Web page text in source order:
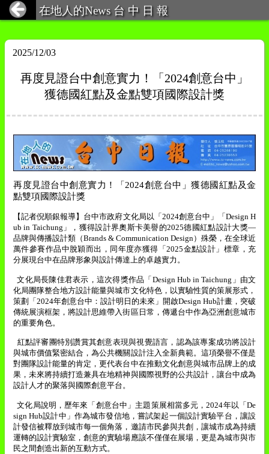
在地人的News 台 中 日 報
2025/12/03
再度見證台中創意實力！「2024創意台中」
獲德國紅點及金點雙項國際設計獎
再度見證台中創意實力！「 2024創意台中」獲德國紅點及金
點雙項國際設計獎
【記者倪順銀報導】台中市政府文化局以「 2024創意台中」「 Design H
ub in Taichung 」，獲得設計界奧斯卡美譽的2025德國紅點設計大獎—
品牌與傳播設計類（Brands & Communication Design ）殊榮，在全球近
萬件參賽作品中脫穎而出，同年度亦獲得「2025金點設計」標章，充
分展現台中在品牌形象與設計傳達上的卓越實力。
文化局長陳佳君表示，這次得獎作品「Design Hub in Taichung 」由文
化局團隊整合地方設計能量與城市文化特色，以實驗性質的策展形式，
策劃「2024年創意台中：設計明日的未來」開啟Design Hub計畫，突破
傳統展演框架，將設計思維帶入街區日常，傳遞台中作為亞洲創意城市
的重要角色。
紅點評審團特別讚賞其創意表現與視覺語言，認為該專案成功將設計
與城市價值緊密結合，為公共機關設計注入全新典範。這項榮譽不僅是
對團隊設計能量的肯定，更代表台中在推動文化創意與城市品牌上的成
果，未來將持續打造兼具在地精神與國際視野的公共設計，讓台中成為
設計人才的聚落與國際創意平台。
文化局說明，歷年來「創意台中」主題策展相當多元，2024年以「De
sign Hub設計中」作為城市發信地，嘗試架起一個設計實驗平台，讓設
計發信被釋放到城市每一個角落，邀請市民參與共創，讓城市成為持續
運轉的設計實驗室，創意的實驗場應該不僅僅在展場，更是為城市與市
民之間創造出新的互動方式。